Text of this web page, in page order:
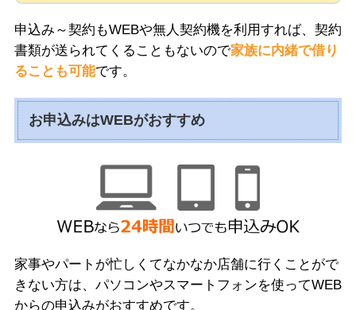
申込み～契約もWEBや無人契約機を利用すれば、契約
書類が送られてくることもないので家族に内緒で借り
ることも可能です。
お申込みはWEBがおすすめ
家事やパートが忙しくてなかなか店舗に行くことがで
きない方は、パソコンやスマートフォンを使ってWEB
からの申込みがおすすめです。